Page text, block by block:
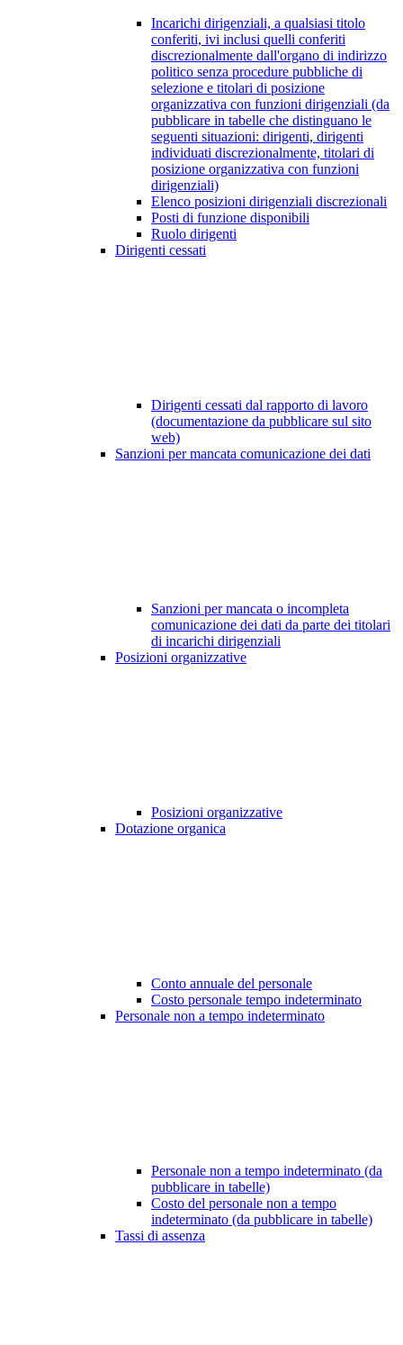
Incarichi dirigenziali, a qualsiasi titolo
conferiti, ivi inclusi quelli conferiti
discrezionalmente dall'organo di indirizzo
politico senza procedure pubbliche di
selezione e titolari di posizione
organizzativa con funzioni dirigenziali (da
pubblicare in tabelle che distinguano le
seguenti situazioni: dirigenti, dirigenti
individuati discrezionalmente, titolari di
posizione organizzativa con funzioni
dirigenziali)
Elenco posizioni dirigenziali discrezionali
Posti di funzione disponibili
Ruolo dirigenti
Dirigenti cessati
Dirigenti cessati dal rapporto di lavoro
(documentazione da pubblicare sul sito
web)
Sanzioni per mancata comunicazione dei dati
Sanzioni per mancata o incompleta
comunicazione dei dati da parte dei titolari
di incarichi dirigenziali
Posizioni organizzative
Posizioni organizzative
Dotazione organica
Conto annuale del personale
Costo personale tempo indeterminato
Personale non a tempo indeterminato
Personale non a tempo indeterminato (da
pubblicare in tabelle)
Costo del personale non a tempo
indeterminato (da pubblicare in tabelle)
Tassi di assenza